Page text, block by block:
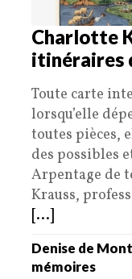
Charlotte
itinéraires
Toute carte
lorsqu’elle
toutes pièces,
des possibles
Arpentage de
Krauss,
[...]
Denise de
mémoires